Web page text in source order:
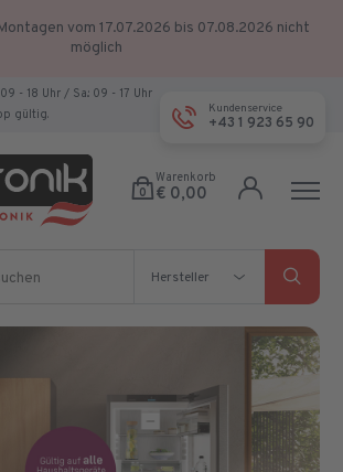
vom 17.07.2026 bis 07.08.2026 nicht
möglich
09 - 18 Uhr / Sa.: 09 - 17 Uhr
gültig.
Kundenservice
+43 1 923 65 90
0
Warenkorb
€ 0,00
Hersteller